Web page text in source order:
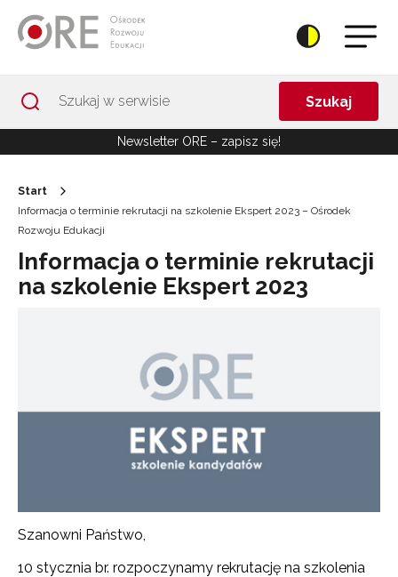
Szukaj
Newsletter ORE – zapisz się!
Start
Informacja o terminie rekrutacji na szkolenie Ekspert 2023 – Ośrodek
Rozwoju Edukacji
Informacja o terminie rekrutacji
na szkolenie Ekspert 2023
Szanowni Państwo,
10 stycznia br. rozpoczynamy rekrutację na szkolenia